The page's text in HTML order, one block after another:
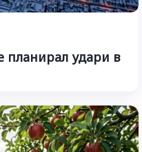
планирал удари в